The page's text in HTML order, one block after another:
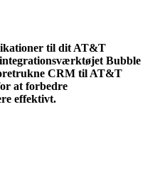
til dit AT&T
Bubble
CRM til AT&T
at forbedre
effektivt.